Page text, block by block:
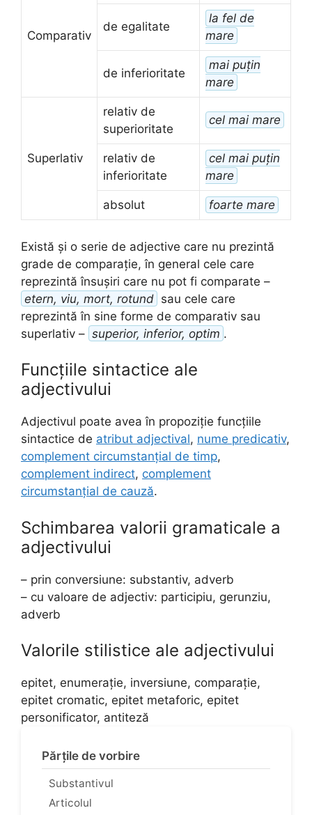
Comparativ
de egalitate
la fel de
mare
de inferioritate
mai puțin
mare
Superlativ
relativ de
superioritate
cel mai mare
relativ de
inferioritate
cel mai puțin
mare
absolut foarte mare
Există și o serie de adjective care nu prezintă
grade de comparație, în general cele care
reprezintă însușiri care nu pot fi comparate –
etern, viu, mort, rotund sau cele care
reprezintă în sine forme de comparativ sau
superlativ – superior, inferior, optim .
Funcțiile sintactice ale
adjectivului
Adjectivul poate avea în propoziție funcțiile
sintactice de atribut adjectival, nume predicativ,
complement circumstanțial de timp,
complement indirect, complement
circumstanțial de cauză.
Schimbarea valorii gramaticale a
adjectivului
– prin conversiune: substantiv, adverb
– cu valoare de adjectiv: participiu, gerunziu,
adverb
Valorile stilistice ale adjectivului
epitet, enumerație, inversiune, comparație,
epitet cromatic, epitet metaforic, epitet
personificator, antiteză
Părțile de vorbire
Substantivul
Articolul